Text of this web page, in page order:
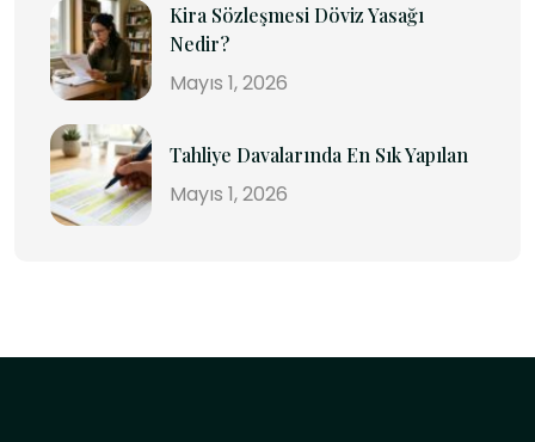
Kira Sözleşmesi Döviz Yasağı
Nedir?
Mayıs 1, 2026
Tahliye Davalarında En Sık Yapılan
Mayıs 1, 2026